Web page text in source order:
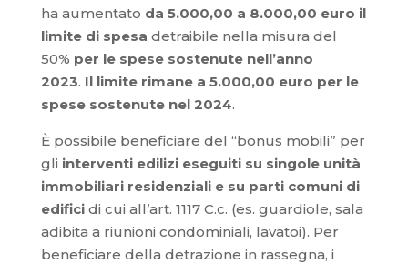
ha aumentato da 5.000,00 a 8.000,00 euro il
limite di spesa detraibile nella misura del
50% per le spese sostenute nell’anno
2023. Il limite rimane a 5.000,00 euro per le
spese sostenute nel 2024.
È possibile beneficiare del “bonus mobili” per
gli interventi edilizi eseguiti su singole unità
immobiliari residenziali e su parti comuni di
edificidi cui all’art. 1117 C.c. (es. guardiole, sala
adibita a riunioni condominiali, lavatoi). Per
beneficiare della detrazione in rassegna, i